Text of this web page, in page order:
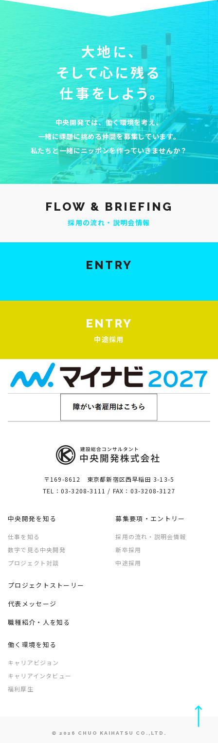
大地に、
そして心に残る
仕事をしよう。
中央開発では、働く環境を考え、
一緒に課題に挑める仲間を募集しています。
私たちと一緒にニッポンを作っていきませんか？
FLOW & BRIEFING
採用の流れ・説明会情報
ENTRY
ENTRY
中途採用
〒169-8612 東京都新宿区西早稲田 3-13-5
TEL：03-3208-3111 / FAX：03-3208-3127
中央開発を知る
仕事を知る
数字で見る中央開発
プロジェクト対談
プロジェクトストーリー
代表メッセージ
職種紹介・人を知る
働く環境を知る
キャリアビジョン
キャリアインタビュー
福利厚生
募集要項・エントリー
採用の流れ・説明会情報
新卒採用
中途採用
© 2026 CHUO KAIHATSU CO.,LTD.